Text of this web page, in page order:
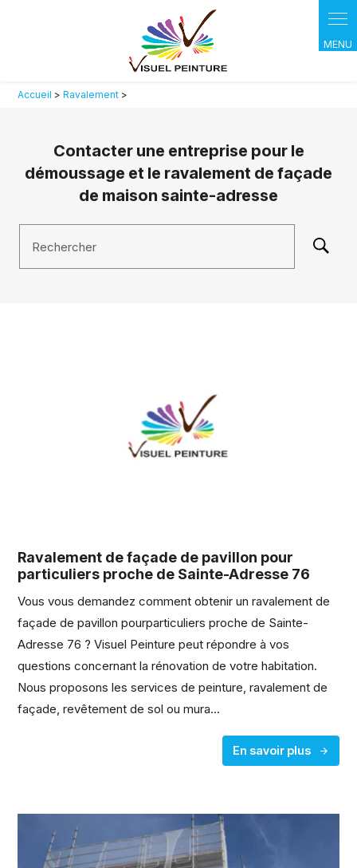
Accueil >Ravalement >
Contacter une entreprise pour le
démoussage et le ravalement de façade
de maison sainte-adresse
Rechercher
Ravalement de façade de pavillon pour
particuliers proche de Sainte-Adresse 76
Vous vous demandez comment obtenir un ravalement de
façade de pavillon pourparticuliers proche de Sainte-
Adresse 76 ? Visuel Peinture peut répondre à vos
questions concernant la rénovation de votre habitation.
Nous proposons les services de peinture, ravalement de
façade, revêtement de sol ou mura...
En savoir plus